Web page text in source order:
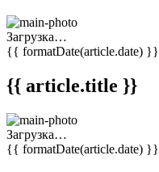
Загрузка…
{{ formatDate(article.date) }}
{{ article.title }}
Загрузка…
{{ formatDate(article.date) }}